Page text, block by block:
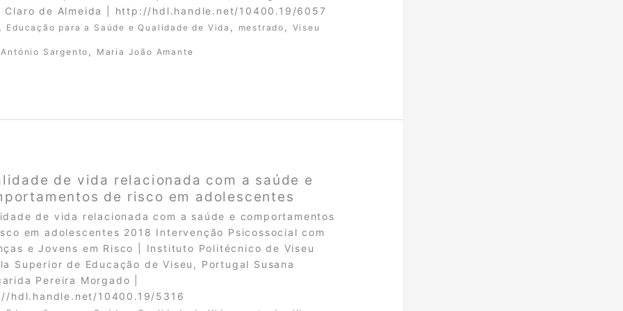
Claro de Almeida | http://hdl.handle.net/10400.19/6057
Educação para a Saúde e Qualidade de Vida , mestrado , Viseu
Sargento , Maria João Amante
de vida relacionada com a saúde e
de risco em adolescentes
de vida relacionada com a saúde e comportamentos
em adolescentes 2018 Intervenção Psicossocial com
e Jovens em Risco | Instituto Politécnico de Viseu
Superior de Educação de Viseu, Portugal Susana
Pereira Morgado |
hdl.handle.net/10400.19/5316